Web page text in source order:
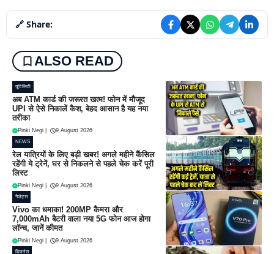
🔗 Share:
ALSO READ
यूटिलिटी
अब ATM कार्ड की जरूरत खत्म! फोन में मौजूद
UPI से ऐसे निकालें कैश, बेहद आसान है यह नया
तरीका
Pinki Negi 9 August 2026
NEWS
रेल यात्रियों के लिए बड़ी खबर! अगले महीने कैंसिल
रहेंगी ये ट्रेनें, घर से निकलने से पहले चेक करें पूरी
लिस्ट
Pinki Negi 9 August 2026
गैजेट्स
Vivo का धमाका! 200MP कैमरा और
7,000mAh बैटरी वाला नया 5G फोन आज होगा
लॉन्च, जानें कीमत
Pinki Negi 9 August 2026
बिजनेस